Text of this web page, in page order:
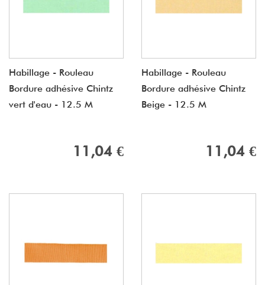
Habillage - Rouleau
Bordure adhésive Chintz
vert d'eau - 12.5 M
11,04 €
Habillage - Rouleau
Bordure adhésive Chintz
Beige - 12.5 M
11,04 €